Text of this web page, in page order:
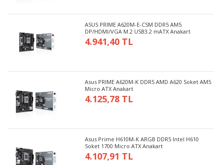
ASUS PRIME A620M-E-CSM DDR5 AM5
DP/HDMI/VGA M.2 USB3.2 mATX Anakart
4.941,40 TL
Asus PRIME A620M-K DDR5 AMD A620 Soket AM5
Micro ATX Anakart
4.125,78 TL
Asus Prime H610M-K ARGB DDR5 Intel H610
Soket 1700 Micro ATX Anakart
4.107,91 TL